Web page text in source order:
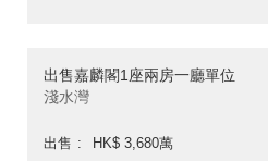
出售嘉麟閣1座兩房一廳單位
淺水灣
出售
HK$ 3,680萬